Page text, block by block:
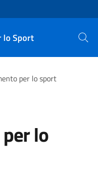
lo Sport Cerca
per lo sport
lo